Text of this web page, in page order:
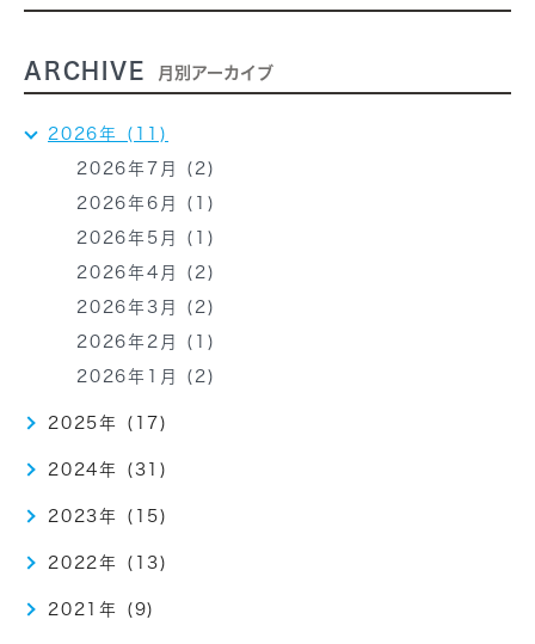
ARCHIVE 月別アーカイブ
2026年 (11)
2026年7月 (2)
2026年6月 (1)
2026年5月 (1)
2026年4月 (2)
2026年3月 (2)
2026年2月 (1)
2026年1月 (2)
2025年 (17)
2024年 (31)
2023年 (15)
2022年 (13)
2021年 (9)